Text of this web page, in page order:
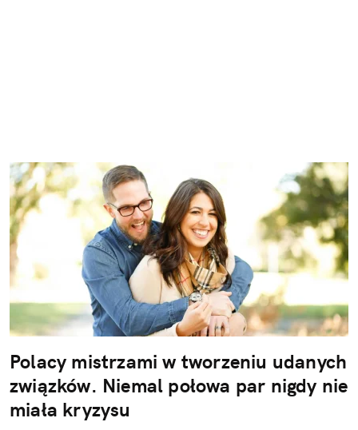
Polacy mistrzami w tworzeniu udanych
związków. Niemal połowa par nigdy nie
miała kryzysu